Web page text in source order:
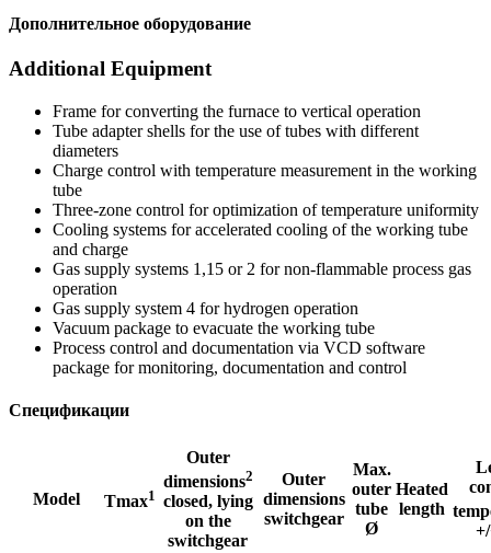
Дополнительное оборудование
Additional Equipment
Frame for converting the furnace to vertical operation
Tube adapter shells for the use of tubes with different
diameters
Charge control with temperature measurement in the working
tube
Three-zone control for optimization of temperature uniformity
Cooling systems for accelerated cooling of the working tube
and charge
Gas supply systems 1,15 or 2 for non-flammable process gas
operation
Gas supply system 4 for hydrogen operation
Vacuum package to evacuate the working tube
Process control and documentation via VCD software
package for monitoring, documentation and control
Спецификации
Model Tmax1
Outer
dimensions2
closed, lying
on the
switchgear
Outer
dimensions
switchgear
Max.
outer
tube
Ø
Heated
length